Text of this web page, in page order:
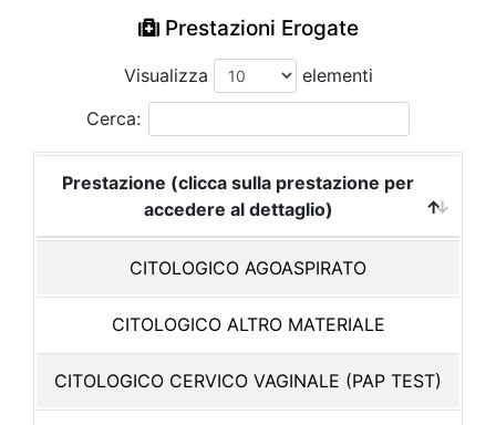
Prestazioni Erogate
Visualizza
elementi
Cerca:
Prestazione (clicca sulla prestazione per
accedere al dettaglio)
CITOLOGICO AGOASPIRATO
CITOLOGICO ALTRO MATERIALE
CITOLOGICO CERVICO VAGINALE (PAP TEST)